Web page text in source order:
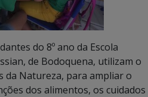
do 8º ano da Escola
de Bodoquena, utilizam o
da Natureza, para ampliar o
dos alimentos, os cuidados